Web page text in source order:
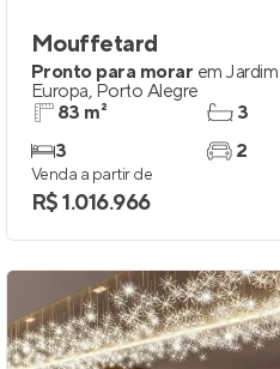
Mouffetard
Pronto para morar em Jardim
Europa, Porto Alegre
83 m²
3
3
2
Venda a partir de
R$ 1.016.966